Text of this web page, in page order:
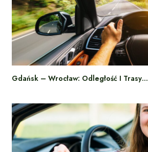
Gdańsk – Wrocław: Odległość I Trasy…